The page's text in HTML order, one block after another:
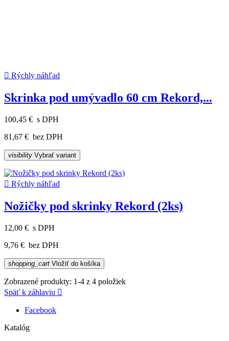
 Rýchly náhľad
Skrinka pod umývadlo 60 cm Rekord,...
100,45 € s DPH
81,67 € bez DPH
visibility Vybrať variant
 Rýchly náhľad
Nožičky pod skrinky Rekord (2ks)
12,00 € s DPH
9,76 € bez DPH
shopping_cart Vložiť do košíka
Zobrazené produkty: 1-4 z 4 položiek
Späť k záhlaviu 
Facebook
Katalóg